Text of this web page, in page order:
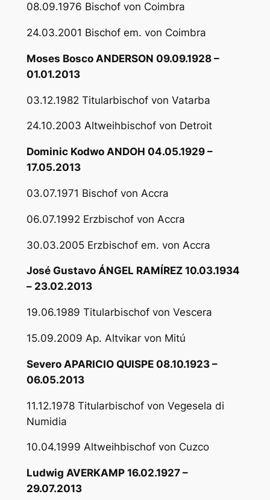
08.09.1976 Bischof von Coimbra
24.03.2001 Bischof em. von Coimbra
Moses Bosco ANDERSON 09.09.1928 –
01.01.2013
03.12.1982 Titularbischof von Vatarba
24.10.2003 Altweihbischof von Detroit
Dominic Kodwo ANDOH 04.05.1929 –
17.05.2013
03.07.1971 Bischof von Accra
06.07.1992 Erzbischof von Accra
30.03.2005 Erzbischof em. von Accra
José Gustavo ÁNGEL RAMÍREZ 10.03.1934
– 23.02.2013
19.06.1989 Titularbischof von Vescera
15.09.2009 Ap. Altvikar von Mitú
Severo APARICIO QUISPE 08.10.1923 –
06.05.2013
11.12.1978 Titularbischof von Vegesela di
Numidia
10.04.1999 Altweihbischof von Cuzco
Ludwig AVERKAMP 16.02.1927 –
29.07.2013